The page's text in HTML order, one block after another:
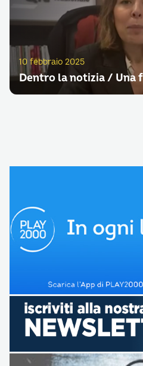
10 febbraio 2025
Dentro la notizia / Una